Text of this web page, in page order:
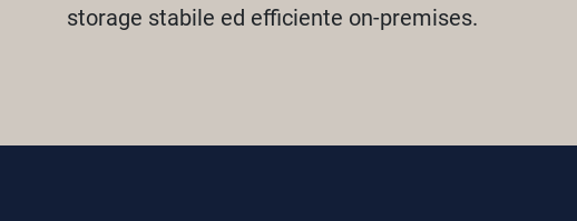
storage stabile ed efficiente on-premises.